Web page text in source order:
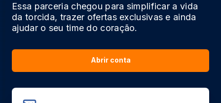
Essa parceria chegou para simplificar a vida
da torcida, trazer ofertas exclusivas e ainda
ajudar o seu time do coração.
Abrir conta